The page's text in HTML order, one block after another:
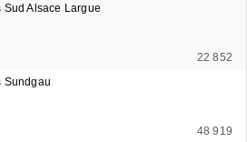
Alsace Largue
22 852
Sundgau
48 919